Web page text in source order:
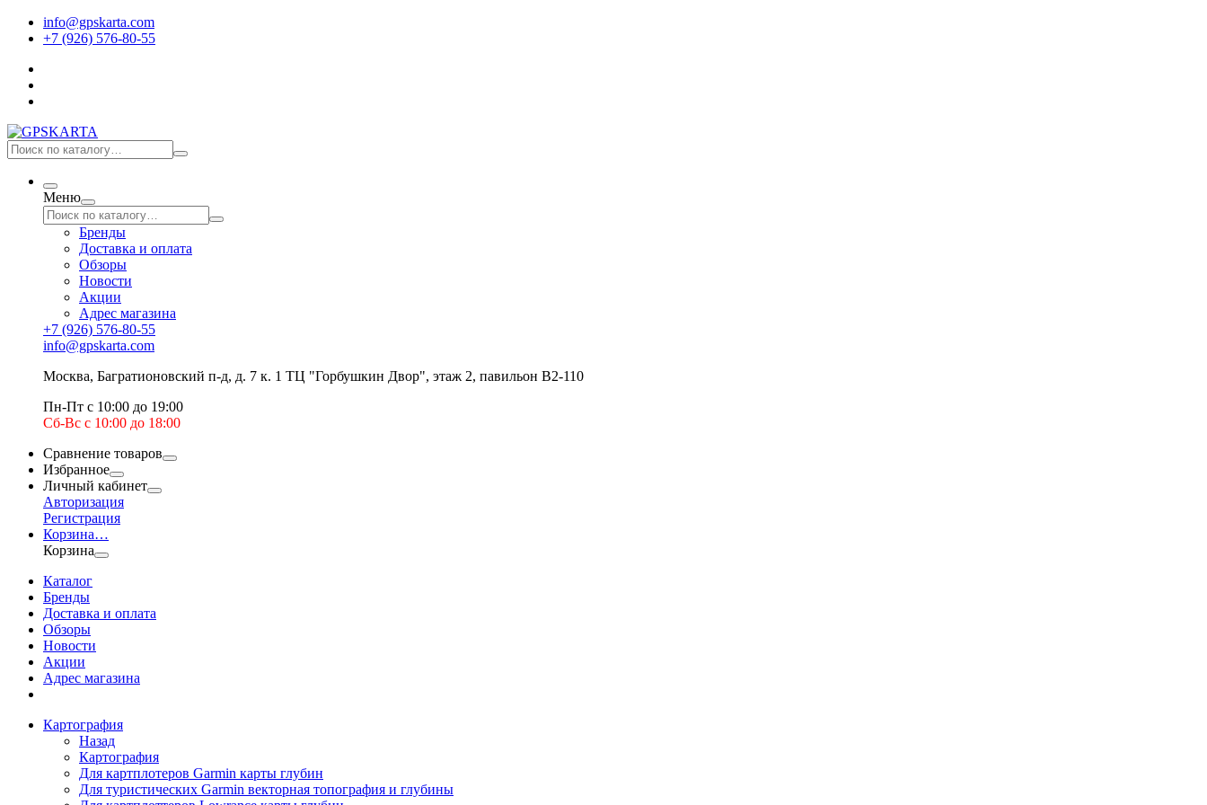
info@gpskarta.com
+7 (926) 576-80-55
Меню
Бренды
Доставка и оплата
Обзоры
Новости
Акции
Адрес магазина
+7 (926) 576-80-55
info@gpskarta.com
Москва, Багратионовский п-д, д. 7 к. 1 ТЦ "Горбушкин Двор", этаж 2, павильон B2-110
Пн-Пт с 10:00 до 19:00
Сб-Вс с 10:00 до 18:00
Сравнение товаров
Избранное
Личный кабинет
Авторизация
Регистрация
Корзина…
Корзина
Каталог
Бренды
Доставка и оплата
Обзоры
Новости
Акции
Адрес магазина
Картография
Назад
Картография
Для картплотеров Garmin карты глубин
Для туристических Garmin векторная топография и глубины